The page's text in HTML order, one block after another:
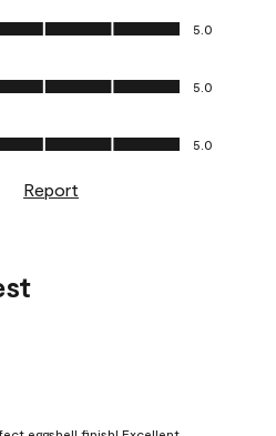
of 5
5.0
5
5.0
of 5
5.0
Report